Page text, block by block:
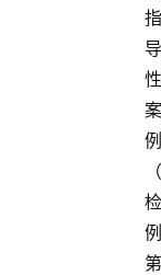
指
导
性
案
例
（
检
例
第